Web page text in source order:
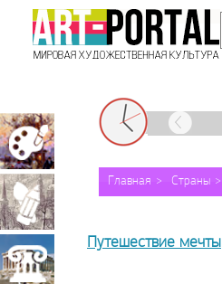
XVIII XIX XX XXI
Главная Страны
Путешествие мечты
Живопись
Графика